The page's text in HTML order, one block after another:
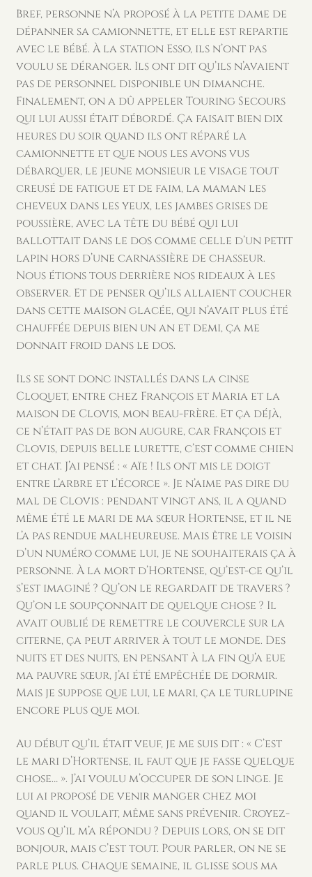
Bref, personne n’a proposé à la petite dame de
dépanner sa camionnette, et elle est repartie
avec le bébé. À la station Esso, ils n’ont pas
voulu se déranger. Ils ont dit qu’ils n’avaient
pas de personnel disponible un dimanche.
Finalement, on a dû appeler Touring Secours
qui lui aussi était débordé. Ça faisait bien dix
heures du soir quand ils ont réparé la
camionnette et que nous les avons vus
débarquer, le jeune monsieur le visage tout
creusé de fatigue et de faim, la maman les
cheveux dans les yeux, les jambes grises de
poussière, avec la tête du bébé qui lui
ballottait dans le dos comme celle d’un petit
lapin hors d’une carnassière de chasseur.
Nous étions tous derrière nos rideaux à les
observer. Et de penser qu’ils allaient coucher
dans cette maison glacée, qui n’avait plus été
chauffée depuis bien un an et demi, ça me
donnait froid dans le dos.
Ils se sont donc installés dans la cinse
Cloquet, entre chez François et Maria et la
maison de Clovis, mon beau-frère. Et ça déjà,
ce n’était pas de bon augure, car François et
Clovis, depuis belle lurette, c’est comme chien
et chat. J’ai pensé : « Aïe ! Ils ont mis le doigt
entre l’arbre et l’écorce ». Je n’aime pas dire du
mal de Clovis : pendant vingt ans, il a quand
même été le mari de ma sœur Hortense, et il ne
l’a pas rendue malheureuse. Mais être le voisin
d’un numéro comme lui, je ne souhaiterais ça à
personne. À la mort d’Hortense, qu’est-ce qu’il
s’est imaginé ? Qu’on le regardait de travers ?
Qu’on le soupçonnait de quelque chose ? Il
avait oublié de remettre le couvercle sur la
citerne, ça peut arriver à tout le monde. Des
nuits et des nuits, en pensant à la fin qu’a eue
ma pauvre sœur, j’ai été empêchée de dormir.
Mais je suppose que lui, le mari, ça le turlupine
encore plus que moi.
Au début qu’il était veuf, je me suis dit : « C’est
le mari d’Hortense, il faut que je fasse quelque
chose… ». J’ai voulu m’occuper de son linge. Je
lui ai proposé de venir manger chez moi
quand il voulait, même sans prévenir. Croyez-
vous qu’il m’a répondu ? Depuis lors, on se dit
bonjour, mais c’est tout. Pour parler, on ne se
parle plus. Chaque semaine, il glisse sous ma